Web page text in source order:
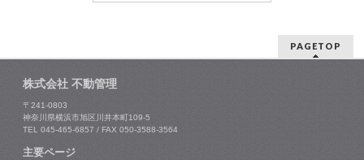
PAGETOP
株式会社 不動管理
〒241-0803
神奈川県横浜市旭区川井本町109-5
TEL 045-465-6857 / FAX 050-3588-3564
主要ページ